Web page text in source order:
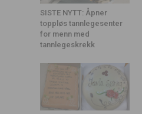
SISTE NYTT: Åpner
toppløs tannlegesenter
for menn med
tannlegeskrekk